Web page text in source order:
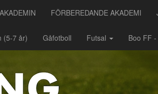
FÖRBEREDANDE AKADEMI
(5-7 år) Gåfotboll Futsal Boo FF